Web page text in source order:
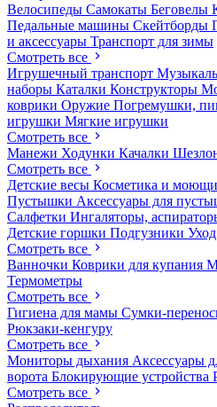
Велосипеды Самокаты Беговелы
Педальные машины Скейтборды
и аксессуары Транспорт для зимы
Смотреть все
Игрушечный транспорт
наборы Каталки Конструкторы
коврики Оружие Погремушки,
игрушки Мягкие игрушки
Смотреть все
Манежи Ходунки Качалки
Смотреть все
Детские весы Косметика и
Пустышки Аксессуары для
Салфетки Ингаляторы,
Детские горшки Подгузники
Смотреть все
Ванночки Коврики для купания
Термометры
Смотреть все
Гигиена для мамы Сумки-
Рюкзаки-кенгуру
Смотреть все
Мониторы дыхания Аксессуары
ворота Блокирующие устройства
Смотреть все